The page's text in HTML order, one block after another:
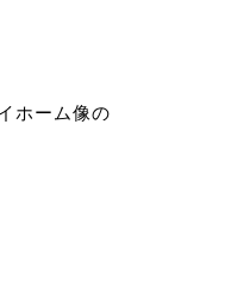
ホーム像の